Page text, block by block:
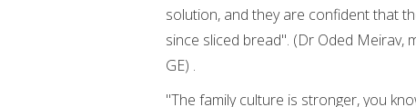
solution, and they are confident that
since sliced bread". (Dr Oded Meirav,
GE) .
"The family culture is stronger, you